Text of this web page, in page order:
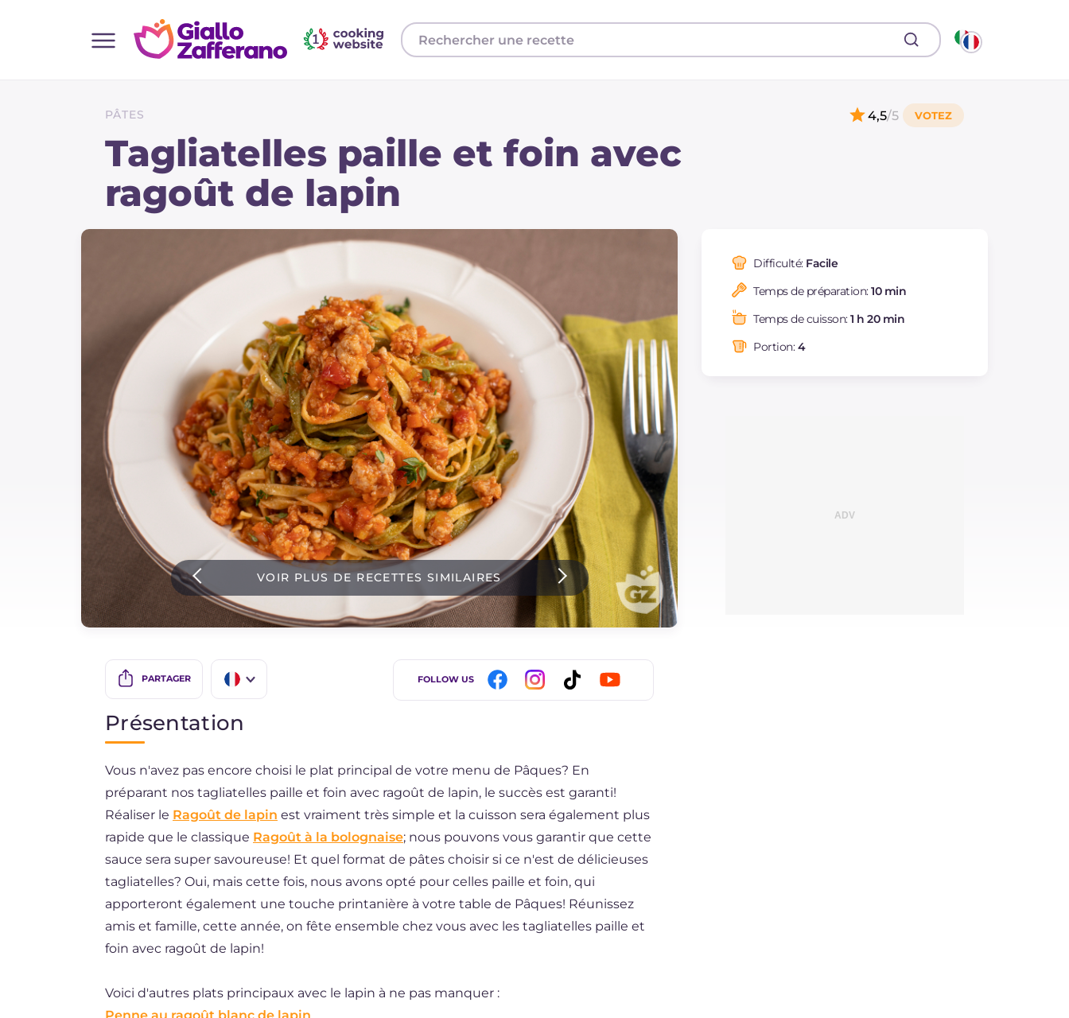
Toutes les recettes
Plats principaux
Gateaux et patisserie
Dernieres recettes
Instagram
YouTube
PÂTES
Tagliatelles paille et foin avec
ragoût de lapin
4,5/5
VOIR PLUS DE RECETTES SIMILAIRES
PARTAGER
DE
BR
NL
FOLLOW US
Difficulté: Facile
Temps de préparation:10 min
Temps de cuisson:1 h 20 min
Portion:4
Présentation
Vous n'avez pas encore choisi le plat principal de votre menu de Pâques? En
préparant nos tagliatelles paille et foin avec ragoût de lapin, le succès est garanti!
Réaliser le Ragoût de lapin est vraiment très simple et la cuisson sera également plus
rapide que le classique Ragoût à la bolognaise; nous pouvons vous garantir que cette
sauce sera super savoureuse! Et quel format de pâtes choisir si ce n'est de délicieuses
tagliatelles? Oui, mais cette fois, nous avons opté pour celles paille et foin, qui
apporteront également une touche printanière à votre table de Pâques! Réunissez
amis et famille, cette année, on fête ensemble chez vous avec les tagliatelles paille et
foin avec ragoût de lapin!
Voici d'autres plats principaux avec le lapin à ne pas manquer :